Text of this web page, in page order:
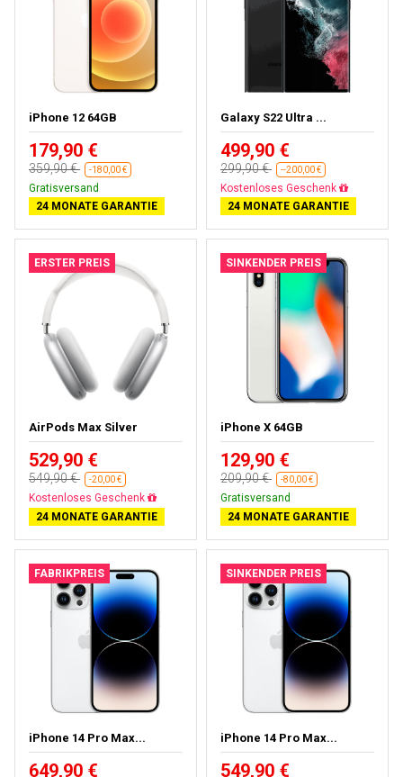
iPhone 12 64GB
179,90 €
359,90 € -180,00 €
Gratisversand
24 MONATE GARANTIE
Galaxy S22 Ultra ...
499,90 €
299,90 € --200,00 €
Fast ausverkauft
24 MONATE GARANTIE
ERSTER PREIS
AirPods Max Silver
529,90 €
549,90 € -20,00 €
Fast ausverkauft
24 MONATE GARANTIE
SINKENDER PREIS
iPhone X 64GB
129,90 €
209,90 € -80,00 €
Gratisversand
24 MONATE GARANTIE
FABRIKPREIS
iPhone 14 Pro Max...
649,90 €
SINKENDER PREIS
iPhone 14 Pro Max...
549,90 €